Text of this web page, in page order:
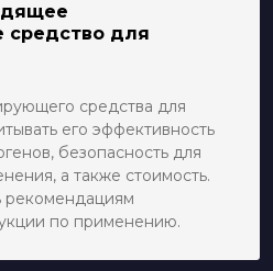
для
средства для
его эффективность
безопасность для
а также стоимость.
рекомендациям
по применению.